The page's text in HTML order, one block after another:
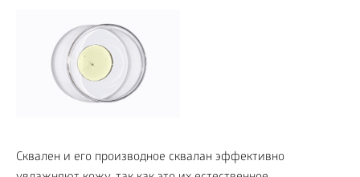
Сквален и его производное сквалан эффективно